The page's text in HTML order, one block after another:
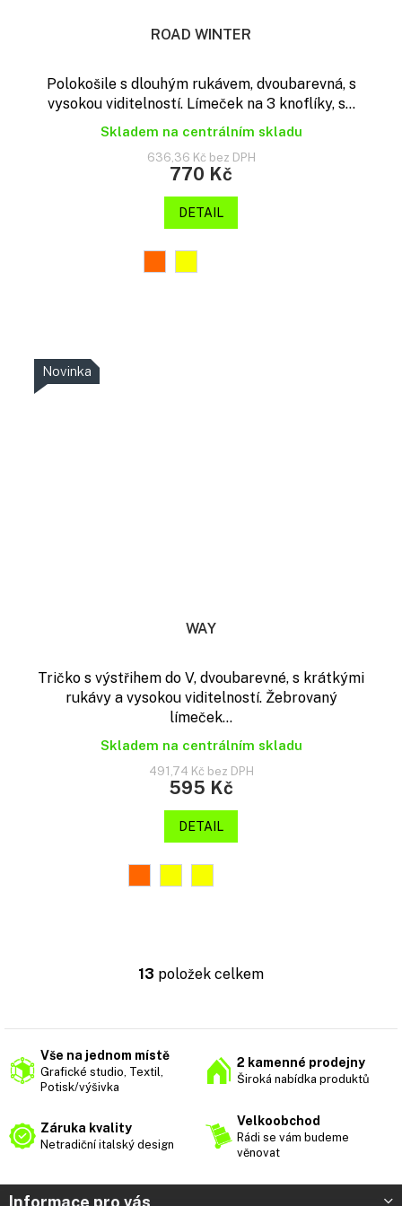
ROAD WINTER
Polokošile s dlouhým rukávem, dvoubarevná, s
vysokou viditelností. Límeček na 3 knoflíky, s...
Skladem na centrálním skladu
636,36 Kč bez DPH
770 Kč
DETAIL
Novinka
WAY
Tričko s výstřihem do V, dvoubarevné, s krátkými
rukávy a vysokou viditelností. Žebrovaný
límeček...
Skladem na centrálním skladu
491,74 Kč bez DPH
595 Kč
DETAIL
O
á
a
c
y
13 položek celkem
Vše na jednom místě
Grafické studio, Textil,
Potisk/výšivka
2 kamenné prodejny
Široká nabídka produktů
Záruka kvality
Netradiční italský design
Velkoobchod
Rádi se vám budeme
věnovat
ZInformace pro vás